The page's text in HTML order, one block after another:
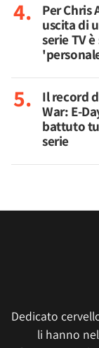
Per Chris
uscita di
serie TV
Il record
War: E-
battuto
serie
Dedicato
li hanno